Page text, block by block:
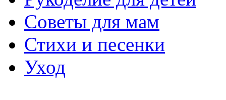
Советы для мам
Стихи и песенки
Уход